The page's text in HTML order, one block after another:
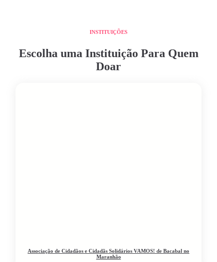
INSTITUIÇÕES
Escolha uma Instituição Para Quem
Doar
Associação de Cidadãos e Cidadãs Solidários VAMOS! de Bacabal no
Maranhão